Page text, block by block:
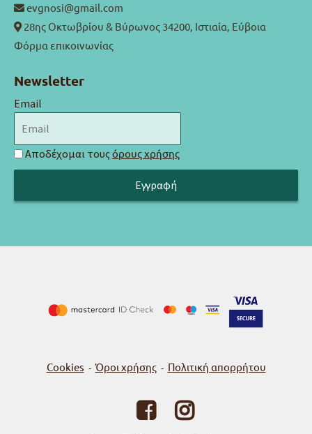
evgnosi@gmail.com
28ης Οκτωβρίου & Βύρωνος 34200, Ιστιαία, Εύβοια
Φόρμα επικοινωνίας
Newsletter
Email
Αποδέχομαι τους όρους χρήσης
Cookies - Όροι χρήσης - Πολιτική απορρήτου